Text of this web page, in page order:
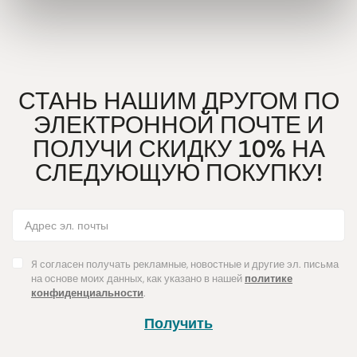
СТАНЬ НАШИМ ДРУГОМ ПО
ЭЛЕКТРОННОЙ ПОЧТЕ И
ПОЛУЧИ СКИДКУ 10% НА
СЛЕДУЮЩУЮ ПОКУПКУ!
Я согласен получать рекламные, новостные и другие эл. письма
на основе моих данных, как указано в нашей политике
конфиденциальности.
Получить